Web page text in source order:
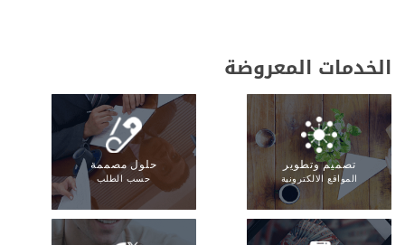
الخدمات المعروضة
تصميم وتطوير
المواقع الالكترونية
حلول مصممة
حسب الطلب